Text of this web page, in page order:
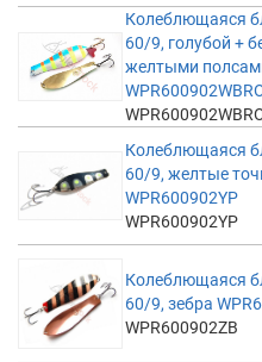
Колеблющаяся
60/9, голубой +
желтыми
Колеблющаяся
60/9, желтые
WPR600902YP
WPR600902YP
Колеблющаяся
60/9, зебра
WPR600902ZB